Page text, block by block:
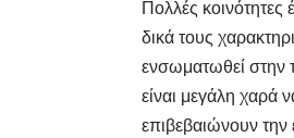
Πολλές κοινότητες
δικά τους
ενσωματωθεί στην
είναι μεγάλη χαρά
επιβεβαιώνουν